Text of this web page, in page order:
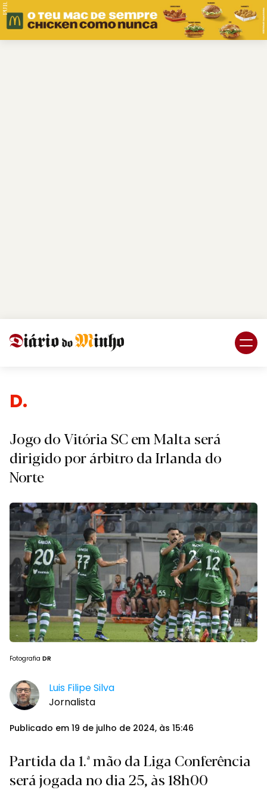
PUB.
Desp
Jogo do Vitória SC em Malta será
dirigido por árbitro da Irlanda do
Norte
Fotografia DR
Luis Filipe Silva
Jornalista
Publicado em 19 de julho de 2024, às 15:46
Partida da 1.ª mão da Liga Conferência
será jogada no dia 25, às 18h00